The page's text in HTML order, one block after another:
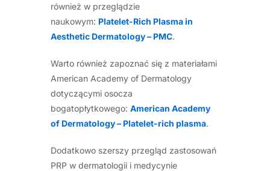
również w przeglądzie
naukowym: Platelet-Rich Plasma in
Aesthetic Dermatology – PMC.
Warto również zapoznać się z materiałami
American Academy of Dermatology
dotyczącymi osocza
bogatopłytkowego: American Academy
of Dermatology – Platelet-rich plasma.
Dodatkowo szerszy przegląd zastosowań
PRP w dermatologii i medycynie